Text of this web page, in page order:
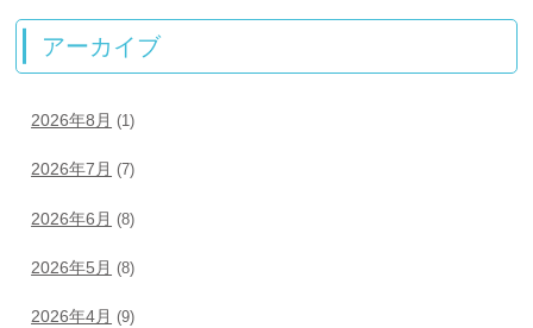
アーカイブ
2026年8月 (1)
2026年7月 (7)
2026年6月 (8)
2026年5月 (8)
2026年4月 (9)